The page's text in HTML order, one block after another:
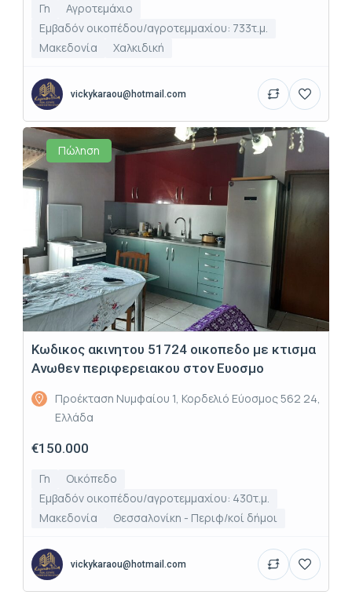
Γη
Αγροτεμάχιο
Εμβαδόν οικοπέδου/αγροτεμμαχίου: 733τ.μ.
Μακεδονία
Χαλκιδική
vickykaraou@hotmail.com
Πώληση
Κωδικος ακινητου 51724 οικοπεδο με κτισμα
Ανωθεν περιφερειακου στον Ευοσμο
Προέκταση Νυμφαίου 1, Κορδελιό Εύοσμος 562 24,
Ελλάδα
€150.000
Γη
Οικόπεδο
Εμβαδόν οικοπέδου/αγροτεμμαχίου: 430τ.μ.
Μακεδονία
Θεσσαλονίκη - Περιφ/κοί δήμοι
vickykaraou@hotmail.com